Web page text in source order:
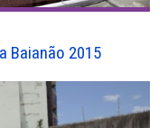
Baianão 2015